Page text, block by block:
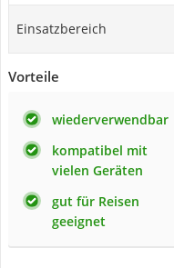
Einsatzbereich
Vorteile
wiederverwendbar
kompatibel mit
vielen Geräten
gut für Reisen
geeignet